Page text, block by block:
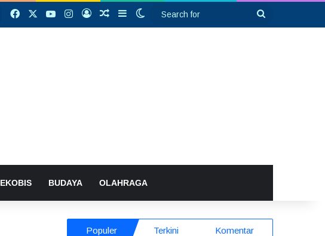
Facebook YouTubeInstagram
Log InRandom Article
SidebarSwitch skin
EKOBIS BUDAYA OLAHRAGA
Populer Terkini Komentar